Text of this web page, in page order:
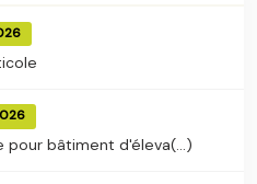
bâtiment d'éleva(...)